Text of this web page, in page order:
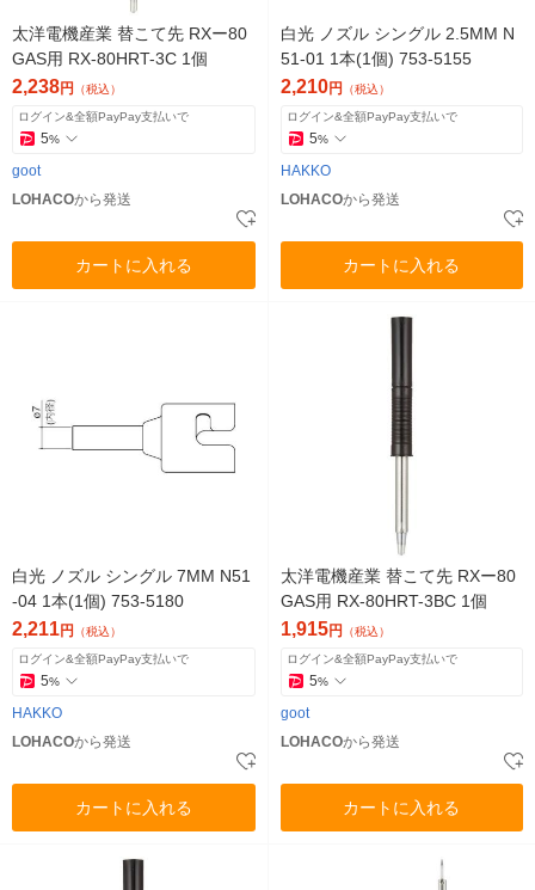
太洋電機産業 替こて先 RXー80
GAS用 RX-80HRT-3C 1個
2,238円 （税込）
ログイン&全額PayPay支払いで
5%
goot
LOHACOから発送
カートに入れる
白光 ノズル シングル 2.5MM N
51-01 1本(1個) 753-5155
2,210円 （税込）
ログイン&全額PayPay支払いで
5%
HAKKO
LOHACOから発送
カートに入れる
白光 ノズル シングル 7MM N51
-04 1本(1個) 753-5180
2,211円 （税込）
ログイン&全額PayPay支払いで
5%
HAKKO
LOHACOから発送
カートに入れる
太洋電機産業 替こて先 RXー80
GAS用 RX-80HRT-3BC 1個
1,915円 （税込）
ログイン&全額PayPay支払いで
5%
goot
LOHACOから発送
カートに入れる